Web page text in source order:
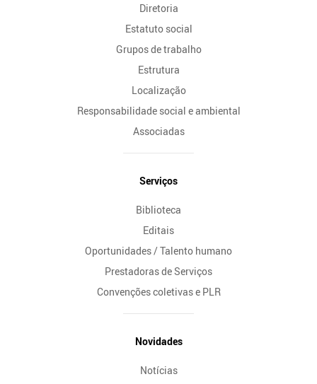
Diretoria
Estatuto social
Grupos de trabalho
Estrutura
Localização
Responsabilidade social e ambiental
Associadas
Serviços
Biblioteca
Editais
Oportunidades / Talento humano
Prestadoras de Serviços
Convenções coletivas e PLR
Novidades
Notícias